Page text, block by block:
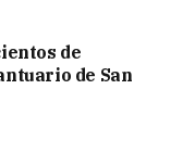
de
de San